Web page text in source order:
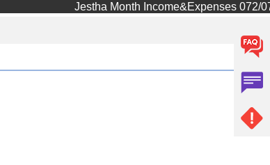
Jestha Month Income&Expenses 072/073